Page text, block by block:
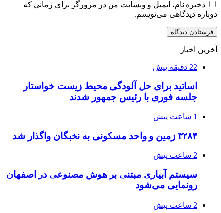
ذخیره نام، ایمیل و وبسایت من در مرورگر برای زمانی که
دوباره دیدگاهی می‌نویسم.
آخرین اخبار
22 دقیقه پیش
اساتید برای حل آلودگی محیط زیست خواستار
جلسه فوری با رئیس جمهور شدند
1 ساعت پیش
۳۲۸۴ زمین و واحد مسکونی به نخبگان واگذار شد
2 ساعت پیش
سیستم آبیاری مبتنی بر هوش مصنوعی در اصفهان
رونمایی می‌شود
2 ساعت پیش